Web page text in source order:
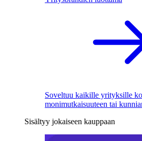
Soveltuu kaikille yrityksille
monimutkaisuuteen tai
Sisältyy jokaiseen kauppaan